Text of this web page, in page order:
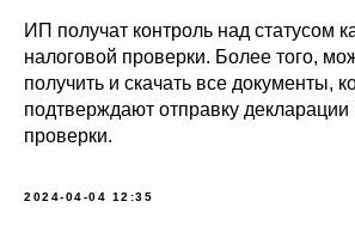
ИП получат контроль над статусом
налоговой проверки. Более того,
получить и скачать все документы,
подтверждают отправку декларации
проверки.
2024-04-04 12:35